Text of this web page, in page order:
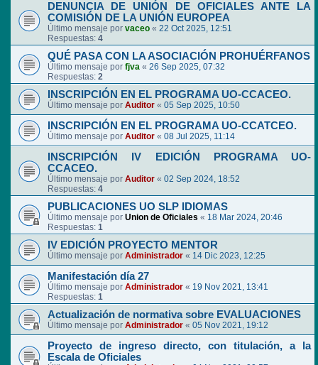
DENUNCIA DE UNIÓN DE OFICIALES ANTE LA
COMISIÓN DE LA UNIÓN EUROPEA
Último mensaje por vaceo « 22 Oct 2025, 12:51
Respuestas: 4
QUÉ PASA CON LA ASOCIACIÓN PROHUÉRFANOS
Último mensaje por fjva « 26 Sep 2025, 07:32
Respuestas: 2
INSCRIPCIÓN EN EL PROGRAMA UO-CCACEO.
Último mensaje por Auditor « 05 Sep 2025, 10:50
INSCRIPCIÓN EN EL PROGRAMA UO-CCATCEO.
Último mensaje por Auditor « 08 Jul 2025, 11:14
INSCRIPCIÓN IV EDICIÓN PROGRAMA UO-
CCACEO.
Último mensaje por Auditor « 02 Sep 2024, 18:52
Respuestas: 4
PUBLICACIONES UO SLP IDIOMAS
Último mensaje por Union de Oficiales « 18 Mar 2024, 20:46
Respuestas: 1
IV EDICIÓN PROYECTO MENTOR
Último mensaje por Administrador « 14 Dic 2023, 12:25
Manifestación día 27
Último mensaje por Administrador « 19 Nov 2021, 13:41
Respuestas: 1
Actualización de normativa sobre EVALUACIONES
Último mensaje por Administrador « 05 Nov 2021, 19:12
Proyecto de ingreso directo, con titulación, a la
Escala de Oficiales